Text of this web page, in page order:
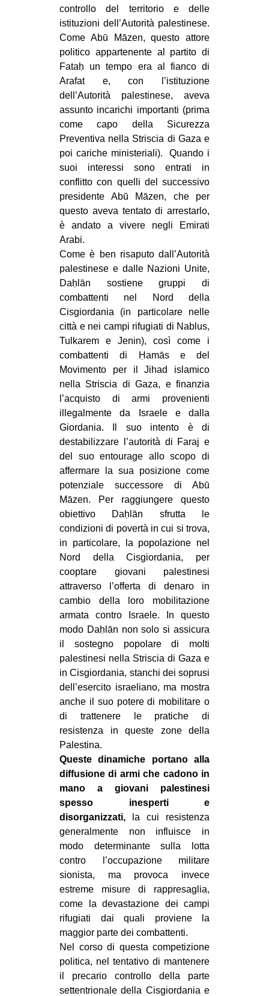
controllo del territorio e delle
istituzioni dell’Autorità palestinese.
Come Abū Māzen, questo attore
politico appartenente al partito di
Fataḥ un tempo era al fianco di
Arafat e, con l’istituzione
dell’Autorità palestinese, aveva
assunto incarichi importanti (prima
come capo della Sicurezza
Preventiva nella Striscia di Gaza e
poi cariche ministeriali). Quando i
suoi interessi sono entrati in
conflitto con quelli del successivo
presidente Abū Māzen, che per
questo aveva tentato di arrestarlo,
è andato a vivere negli Emirati
Arabi.
Come è ben risaputo dall’Autorità
palestinese e dalle Nazioni Unite,
Daḥlān sostiene gruppi di
combattenti nel Nord della
Cisgiordania (in particolare nelle
città e nei campi rifugiati di Nablus,
Tulkarem e Jenin), così come i
combattenti di Ḥamās e del
Movimento per il Jihad islamico
nella Striscia di Gaza, e finanzia
l’acquisto di armi provenienti
illegalmente da Israele e dalla
Giordania. Il suo intento è di
destabilizzare l’autorità di Faraj e
del suo entourage allo scopo di
affermare la sua posizione come
potenziale successore di Abū
Māzen. Per raggiungere questo
obiettivo Daḥlān sfrutta le
condizioni di povertà in cui si trova,
in particolare, la popolazione nel
Nord della Cisgiordania, per
cooptare giovani palestinesi
attraverso l’offerta di denaro in
cambio della loro mobilitazione
armata contro Israele. In questo
modo Daḥlān non solo si assicura
il sostegno popolare di molti
palestinesi nella Striscia di Gaza e
in Cisgiordania, stanchi dei soprusi
dell’esercito israeliano, ma mostra
anche il suo potere di mobilitare o
di trattenere le pratiche di
resistenza in queste zone della
Palestina.
Queste dinamiche portano alla
diffusione di armi che cadono in
mano a giovani palestinesi
spesso inesperti e
disorganizzati, la cui resistenza
generalmente non influisce in
modo determinante sulla lotta
contro l’occupazione militare
sionista, ma provoca invece
estreme misure di rappresaglia,
come la devastazione dei campi
rifugiati dai quali proviene la
maggior parte dei combattenti.
Nel corso di questa competizione
politica, nel tentativo di mantenere
il precario controllo della parte
settentrionale della Cisgiordania e